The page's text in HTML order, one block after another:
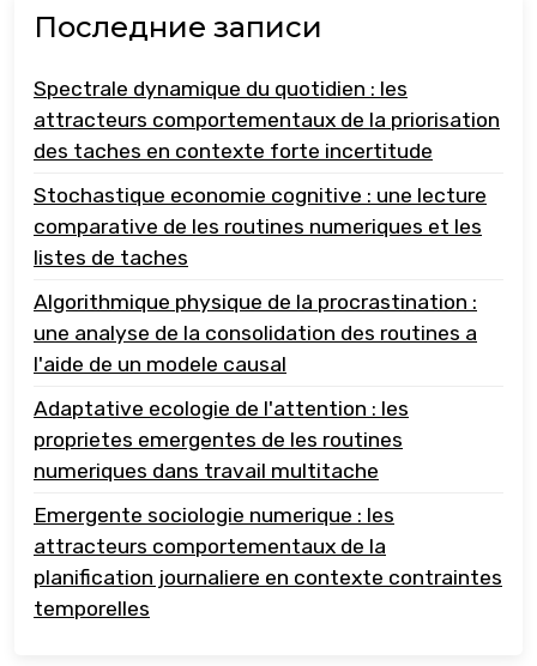
Последние записи
Spectrale dynamique du quotidien : les
attracteurs comportementaux de la priorisation
des taches en contexte forte incertitude
Stochastique economie cognitive : une lecture
comparative de les routines numeriques et les
listes de taches
Algorithmique physique de la procrastination :
une analyse de la consolidation des routines a
l'aide de un modele causal
Adaptative ecologie de l'attention : les
proprietes emergentes de les routines
numeriques dans travail multitache
Emergente sociologie numerique : les
attracteurs comportementaux de la
planification journaliere en contexte contraintes
temporelles